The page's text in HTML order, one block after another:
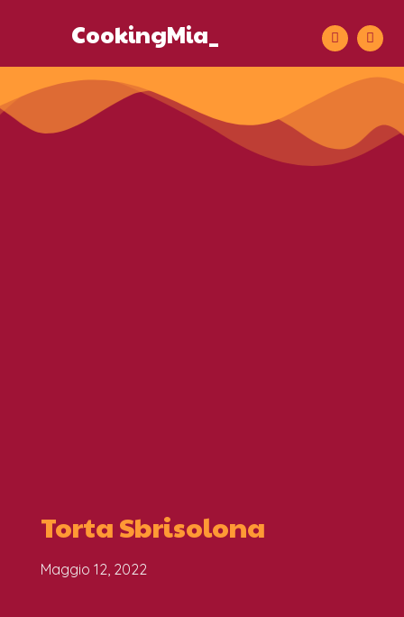
CookingMia_
Torta Sbrisolona
Maggio 12, 2022